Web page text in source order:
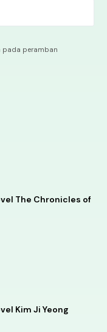
pada peramban
The Chronicles of
Kim Ji Yeong